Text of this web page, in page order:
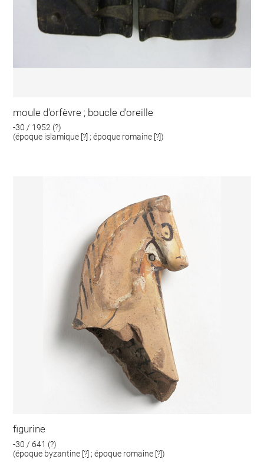
moule d'orfèvre ; boucle d'oreille
-30 / 1952 (?)
(époque islamique [?] ; époque romaine [?])
figurine
-30 / 641 (?)
(époque byzantine [?] ; époque romaine [?])